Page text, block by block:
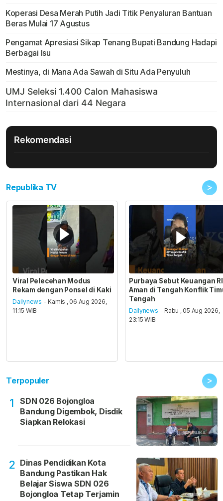
Koperasi Desa Merah Putih Jadi Titik Penyaluran Bantuan
Beras Mulai 17 Agustus
Pengamat Apresiasi Sikap Tenang Bupati Bandung Hadapi
Berbagai Isu
Mestinya, di Mana Ada Sawah di Situ Ada Penyuluh
Rekomendasi
Republika TV >
Viral Pelecehan Modus
Rekam dengan Ponsel di Kaki
Dailynews - Kamis , 06 Aug 2026,
11:15 WIB
Purbaya Sebut Keuangan RI
Aman di Tengah Konflik
Tengah
Dailynews - Rabu , 05 Aug 2026,
23:15 WIB
Terpopuler >
1
SDN 026 Bojongloa
Bandung Digembok, Disdik
Siapkan Relokasi
2 Dinas Pendidikan Kota
Bandung Pastikan Hak
Belajar Siswa SDN 026
Bojongloa Tetap Terjamin